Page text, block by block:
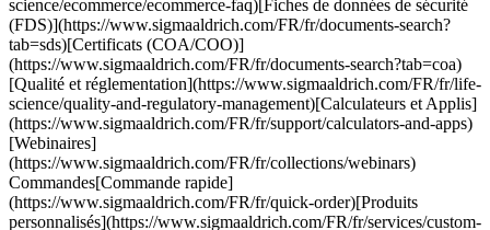
science/ecommerce/ecommerce-faq)[Fiches de données de sécurité
(FDS)](https://www.sigmaaldrich.com/FR/fr/documents-search?
tab=sds)[Certificats (COA/COO)]
(https://www.sigmaaldrich.com/FR/fr/documents-search?tab=coa)
[Qualité et réglementation](https://www.sigmaaldrich.com/FR/fr/life-
science/quality-and-regulatory-management)[Calculateurs et Applis]
(https://www.sigmaaldrich.com/FR/fr/support/calculators-and-apps)
[Webinaires]
(https://www.sigmaaldrich.com/FR/fr/collections/webinars)
Commandes[Commande rapide]
(https://www.sigmaaldrich.com/FR/fr/quick-order)[Produits
personnalisés](https://www.sigmaaldrich.com/FR/fr/services/custom-